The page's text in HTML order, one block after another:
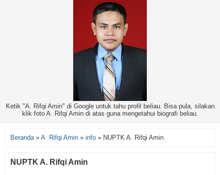
Ketik "A. Rifqi Amin" di Google untuk tahu profil beliau. Bisa pula, silakan
klik foto A. Rifqi Amin di atas guna mengetahui biografi beliau.
Beranda » A. Rifqi Amin » info » NUPTK A. Rifqi Amin
NUPTK A. Rifqi Amin